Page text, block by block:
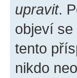
upravit.
objeví
tento
nikdo